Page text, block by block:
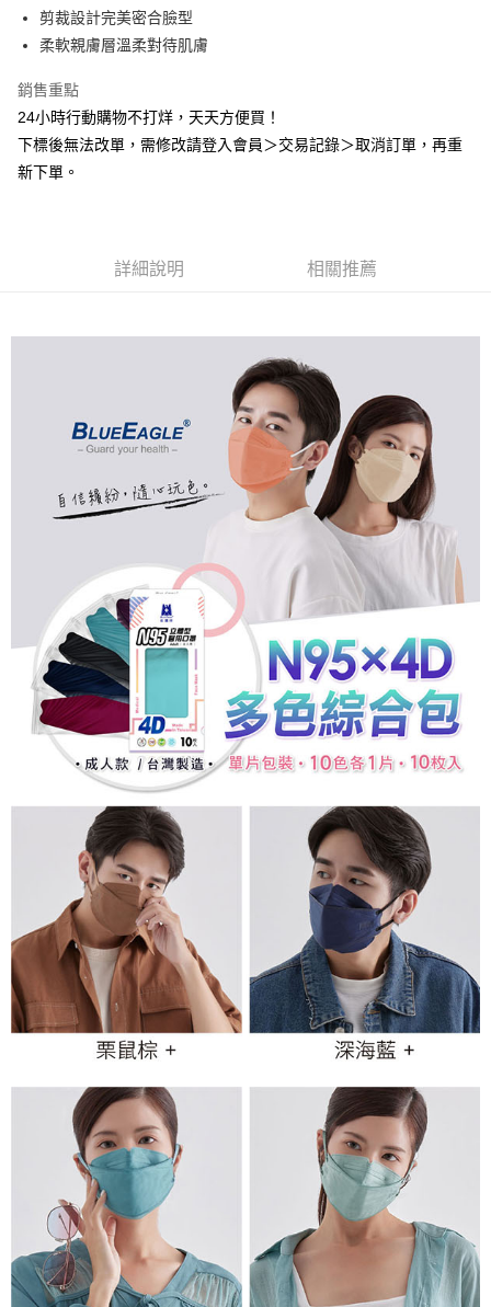
AFTEE先享後付
相關說明
AFTEE先享後付是「在收到商品之後才付款」的支付方式。 讓您購物簡單
便利好安心！
１．簡單：不需註冊會員、不需綁卡、不需儲值。
２．便利：只要手機號碼，簡訊認證，即可結帳。
３．安心：先確認商品／服務後，再付款。
２．訂單成立數日內，您將收到繳費通知簡訊。
※ 請注意：結帳手續完成當下不需立刻繳費，但若您需要取消訂單，請聯絡
購買商品的店家。未經商家同意取消之訂單仍視為有效，需透過AFTEE先享
※ 交易是否成功請以「AFTEE先享後付 」之結帳頁面顯示為準，若有關於
是否繳費成功／繳費後需取消欲退款等相關疑問，請聯繫「AFTEE先享後付
客戶支援中心」https://netprotections.freshdesk.com/support/home
１．透過由恩沛科技股份有限公司提供之「AFTEE先享後付」服務完成之交
易，需依本服務之必要範圍內提供個人資料，並將交易相關給付款項請求債
https://aftee.tw/terms/#terms3
３．未成年的使用者請事先徵得法定代理人或監護人之同意方可使用
「AFTEE先享後付」，若未經同意申辦者引起之損失，本公司不負相關責
任。
４．使用「AFTEE先享後付」時，將依據個別帳號之用戶狀況，依本公司即
時審查核予不同之上限額度；若仍有額度不足之情形，本公司將視審查結果
請求用戶進行身份認證。
５．嚴禁一人註冊多個帳號或使用他人資訊註冊。若發現惡意使用之情形，
恩沛科技股份有限公司將有權停止該用戶之使用額度並採取法律行動。
ATM付款
運送方式
全家取貨付款
每筆NT$60，滿NT$2,000(含以上)免運費
每筆NT$60，滿NT$2,000(含以上)免運費
一般地區宅配<如偏遠地區會員請勿選擇一般宅配，請點選其他選項
內「偏遠地區宅配」>
每筆NT$90，滿NT$2,000(含以上)免運費
🚚偏遠地區宅配<請務必選擇此配送方式，偏遠地區可參照『首頁→
會員需知→偏遠地區配送事項』
每筆NT$120
🚢離島配送
每筆NT$250
剪裁設計完美密合臉型
柔軟親膚層溫柔對待肌膚
銷售重點
24小時行動購物不打烊，天天方便買！
下標後無法改單，需修改請登入會員＞交易記錄＞取消訂單，再重
新下單。
詳細說明 相關推薦